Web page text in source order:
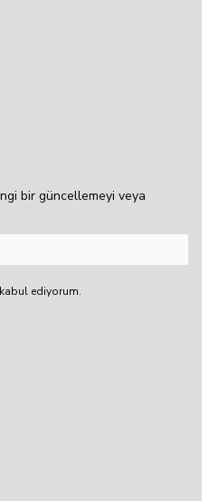
bir güncellemeyi veya
ediyorum.